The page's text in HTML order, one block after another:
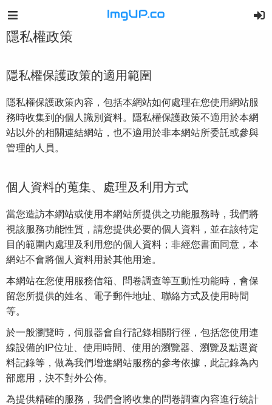
隱私權政策
隱私權保護政策的適用範圍
隱私權保護政策內容，包括本網站如何處理在您使用網站服
務時收集到的個人識別資料。隱私權保護政策不適用於本網
站以外的相關連結網站，也不適用於非本網站所委託或參與
管理的人員。
個人資料的蒐集、處理及利用方式
當您造訪本網站或使用本網站所提供之功能服務時，我們將
視該服務功能性質，請您提供必要的個人資料，並在該特定
目的範圍內處理及利用您的個人資料；非經您書面同意，本
網站不會將個人資料用於其他用途。
本網站在您使用服務信箱、問卷調查等互動性功能時，會保
留您所提供的姓名、電子郵件地址、聯絡方式及使用時間
等。
於一般瀏覽時，伺服器會自行記錄相關行徑，包括您使用連
線設備的IP位址、使用時間、使用的瀏覽器、瀏覽及點選資
料記錄等，做為我們增進網站服務的參考依據，此記錄為內
部應用，決不對外公佈。
為提供精確的服務，我們會將收集的問卷調查內容進行統計